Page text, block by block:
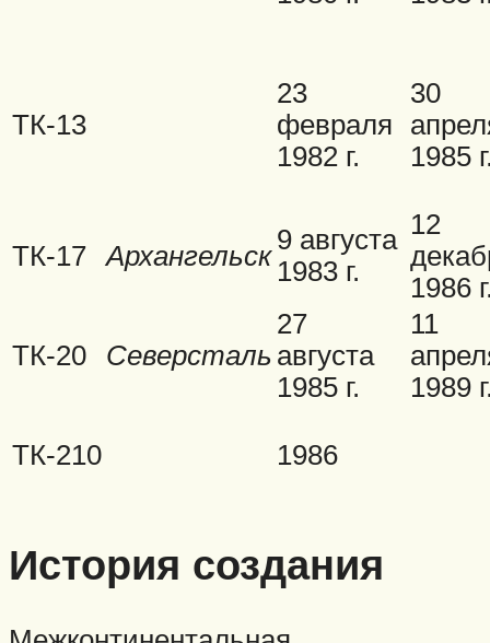
ТК-13
23
февраля
1982 г.
30
1985
ТК-17 Архангельск
9 августа
1983 г.
12
1986
ТК-20 Северсталь
27
августа
1985 г.
11
1989
ТК-210 1986
История создания